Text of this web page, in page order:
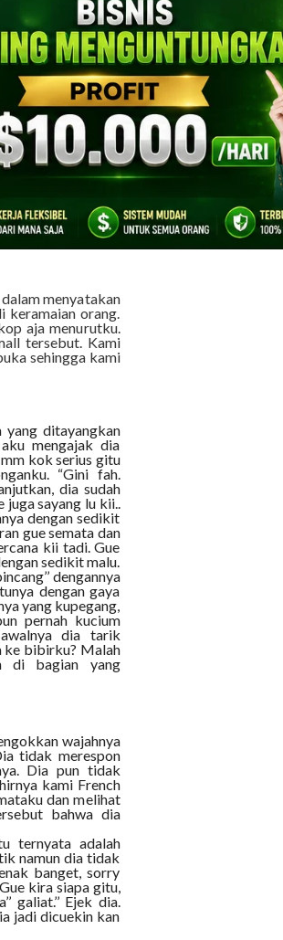
–
Namaku riki,
B. Tinggi badanku
kisah seks-ku
1 SMP-ku di kota
memiliki wajah
wajahnya
karena itu aku
luar kota.
status sahabat
menyatakan
di kota ini.
di tempat
menyatakan
keramaian orang.
aja menurutku.
tersebut. Kami
sehingga kami
ditayangkan
mengajak dia
kok serius gitu
“Gini fah.
dia sudah
juga sayang lu kii..
dengan sedikit
gue semata dan
kii tadi. Gue
sedikit malu.
dengannya
dengan gaya
yang kupegang,
pernah kucium
dia tarik
ke bibirku? Malah
di bagian yang
wajahnya
tidak merespon
Dia pun tidak
kami French
dan melihat
bahwa dia
ternyata adalah
namun dia tidak
banget, sorry
kira siapa gitu,
galiat.’’ Ejek dia.
jadi dicuekin kan